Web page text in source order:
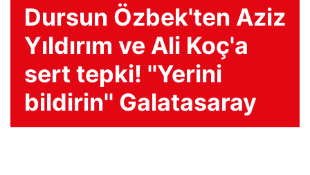
Dursun Özbek'ten Aziz
Yıldırım ve Ali Koç'a
sert tepki! ''Yerini
bildirin'' Galatasaray